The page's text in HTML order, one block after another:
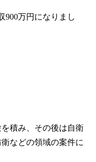
900万円になりまし
積み、その後は自衛
などの領域の案件に